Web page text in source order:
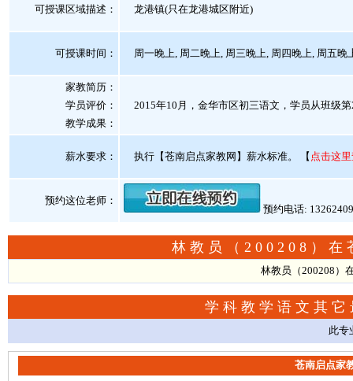
可授课区域描述： 龙港镇(只在龙港城区附近)
可授课时间： 周一晚上, 周二晚上, 周三晚上, 周四晚上, 周五晚
家教简历：
学员评价：
教学成果：
2015年10月，金华市区初三语文，学员从班级
薪水要求： 执行【苍南启点家教网】薪水标准。 【 点击这
预约这位老师：
预约电话:
林教员（200208）在
林教员（200208）
学科教学语文其
此专
苍南启点家